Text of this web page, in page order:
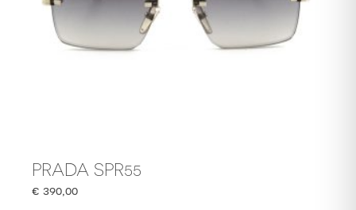
PRADA SPR55
€ 390,00